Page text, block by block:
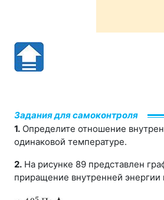
Задания для самоконтроля
1. Определите отношение
одинаковой температуре.
2. На рисунке 89 представлен
приращение внутренней энергии